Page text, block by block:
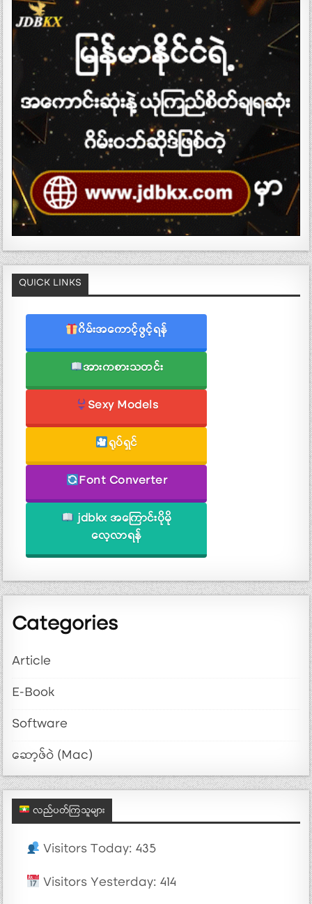
QUICK LINKS
ဂိမ်းအကောင့်ဖွင့်ရန်
အားကစားသတင်း
Sexy Models
ရုပ်ရှင်
Font Converter
jdbkx အကြောင်းပိုမို
လေ့လာရန်
Categories
Article
E-Book
Software
ဆော့ဖ်ဝဲ (Mac)
လည်ပတ်ကြသူများ
Visitors Today: 435
Visitors Yesterday: 414